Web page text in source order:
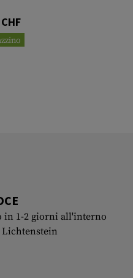
in 1-2 giorni all'interno
Lichtenstein